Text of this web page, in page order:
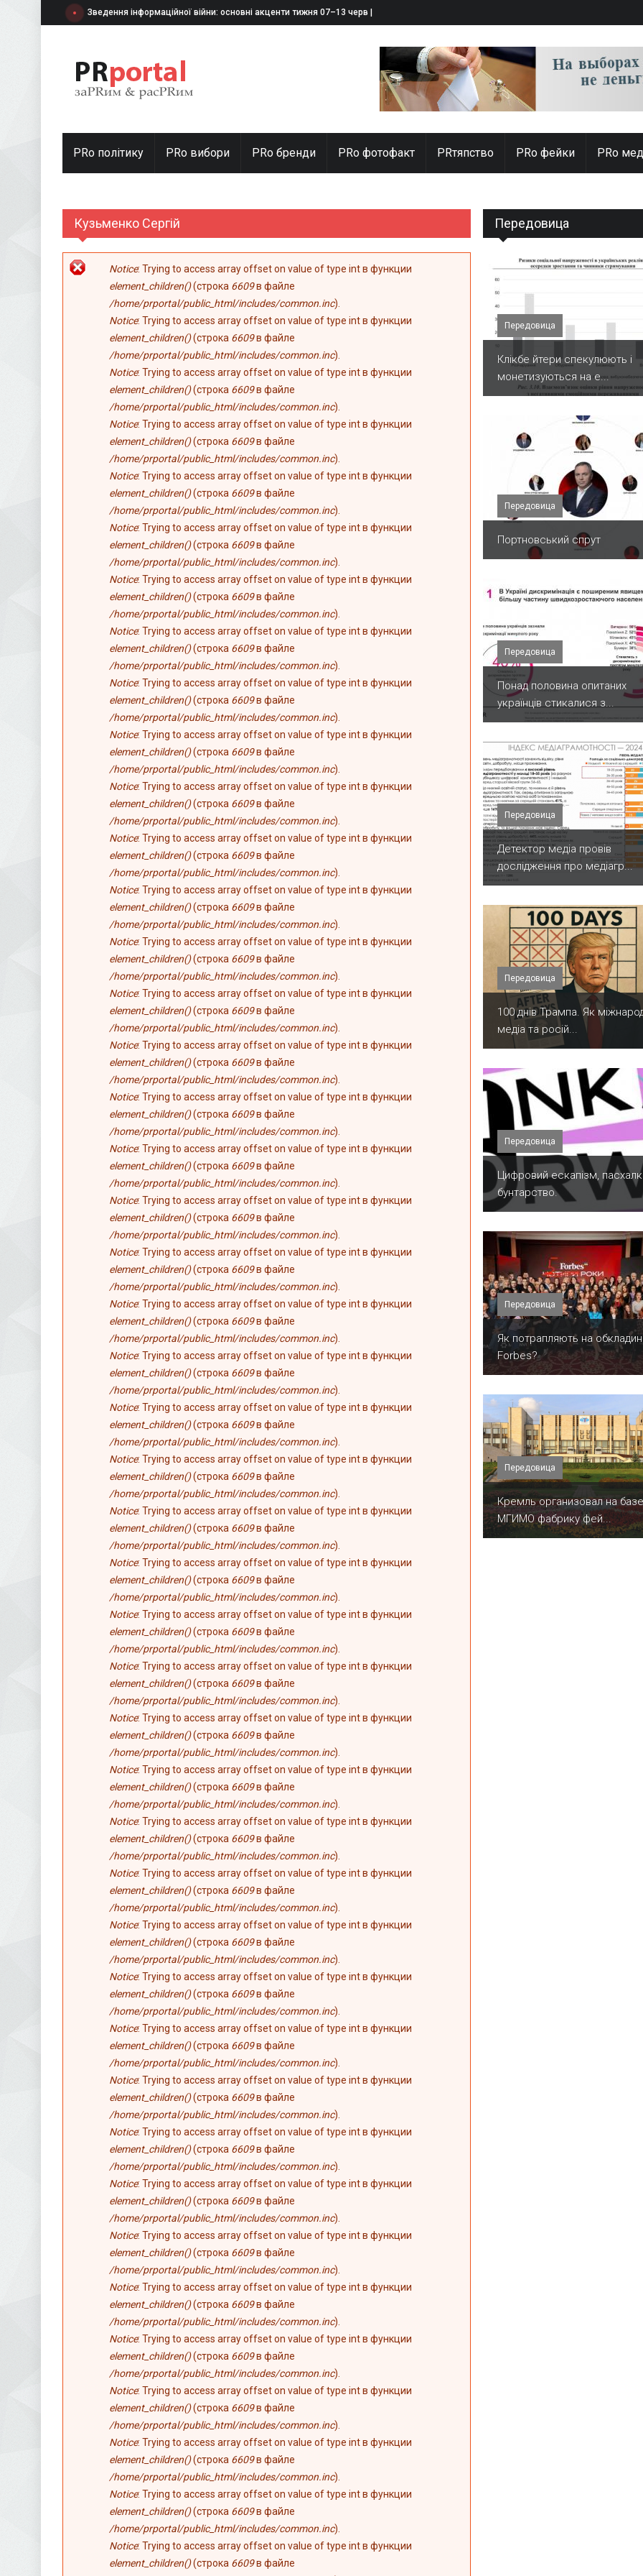
Перейти к основному содержаниюЗведення інформаційної війни: основні акценти тижня 07–13 червня 2025
PRo політику PRo вибори PRо бренди PRо фотофакт PRтяпство PRo фейки PRo
Кузьменко Сергій
Сообщение об ошибке
Notice: Trying to access array offset on value of type int в функции
element_children()(строка 6609в файле
/home/prportal/public_html/includes/common.inc).
Notice: Trying to access array offset on value of type int в функции
element_children()(строка 6609в файле
/home/prportal/public_html/includes/common.inc).
Notice: Trying to access array offset on value of type int в функции
element_children()(строка 6609в файле
/home/prportal/public_html/includes/common.inc).
Notice: Trying to access array offset on value of type int в функции
element_children()(строка 6609в файле
/home/prportal/public_html/includes/common.inc).
Notice: Trying to access array offset on value of type int в функции
element_children()(строка 6609в файле
/home/prportal/public_html/includes/common.inc).
Notice: Trying to access array offset on value of type int в функции
element_children()(строка 6609в файле
/home/prportal/public_html/includes/common.inc).
Notice: Trying to access array offset on value of type int в функции
element_children()(строка 6609в файле
/home/prportal/public_html/includes/common.inc).
Notice: Trying to access array offset on value of type int в функции
element_children()(строка 6609в файле
/home/prportal/public_html/includes/common.inc).
Notice: Trying to access array offset on value of type int в функции
element_children()(строка 6609в файле
/home/prportal/public_html/includes/common.inc).
Notice: Trying to access array offset on value of type int в функции
element_children()(строка 6609в файле
/home/prportal/public_html/includes/common.inc).
Notice: Trying to access array offset on value of type int в функции
element_children()(строка 6609в файле
/home/prportal/public_html/includes/common.inc).
Notice: Trying to access array offset on value of type int в функции
element_children()(строка 6609в файле
/home/prportal/public_html/includes/common.inc).
Notice: Trying to access array offset on value of type int в функции
element_children()(строка 6609в файле
/home/prportal/public_html/includes/common.inc).
Notice: Trying to access array offset on value of type int в функции
element_children()(строка 6609в файле
/home/prportal/public_html/includes/common.inc).
Notice: Trying to access array offset on value of type int в функции
element_children()(строка 6609в файле
/home/prportal/public_html/includes/common.inc).
Notice: Trying to access array offset on value of type int в функции
element_children()(строка 6609в файле
/home/prportal/public_html/includes/common.inc).
Notice: Trying to access array offset on value of type int в функции
element_children()(строка 6609в файле
/home/prportal/public_html/includes/common.inc).
Notice: Trying to access array offset on value of type int в функции
element_children()(строка 6609в файле
/home/prportal/public_html/includes/common.inc).
Notice: Trying to access array offset on value of type int в функции
element_children()(строка 6609в файле
/home/prportal/public_html/includes/common.inc).
Notice: Trying to access array offset on value of type int в функции
element_children()(строка 6609в файле
/home/prportal/public_html/includes/common.inc).
Notice: Trying to access array offset on value of type int в функции
element_children()(строка 6609в файле
/home/prportal/public_html/includes/common.inc).
Notice: Trying to access array offset on value of type int в функции
element_children()(строка 6609в файле
/home/prportal/public_html/includes/common.inc).
Notice: Trying to access array offset on value of type int в функции
element_children()(строка 6609в файле
/home/prportal/public_html/includes/common.inc).
Notice: Trying to access array offset on value of type int в функции
element_children()(строка 6609в файле
/home/prportal/public_html/includes/common.inc).
Notice: Trying to access array offset on value of type int в функции
element_children()(строка 6609в файле
/home/prportal/public_html/includes/common.inc).
Notice: Trying to access array offset on value of type int в функции
element_children()(строка 6609в файле
/home/prportal/public_html/includes/common.inc).
Notice: Trying to access array offset on value of type int в функции
element_children()(строка 6609в файле
/home/prportal/public_html/includes/common.inc).
Notice: Trying to access array offset on value of type int в функции
element_children()(строка 6609в файле
/home/prportal/public_html/includes/common.inc).
Notice: Trying to access array offset on value of type int в функции
element_children()(строка 6609в файле
/home/prportal/public_html/includes/common.inc).
Notice: Trying to access array offset on value of type int в функции
element_children()(строка 6609в файле
/home/prportal/public_html/includes/common.inc).
Notice: Trying to access array offset on value of type int в функции
element_children()(строка 6609в файле
/home/prportal/public_html/includes/common.inc).
Notice: Trying to access array offset on value of type int в функции
element_children()(строка 6609в файле
/home/prportal/public_html/includes/common.inc).
Notice: Trying to access array offset on value of type int в функции
element_children()(строка 6609в файле
/home/prportal/public_html/includes/common.inc).
Notice: Trying to access array offset on value of type int в функции
element_children()(строка 6609в файле
/home/prportal/public_html/includes/common.inc).
Notice: Trying to access array offset on value of type int в функции
element_children()(строка 6609в файле
/home/prportal/public_html/includes/common.inc).
Notice: Trying to access array offset on value of type int в функции
element_children()(строка 6609в файле
/home/prportal/public_html/includes/common.inc).
Notice: Trying to access array offset on value of type int в функции
element_children()(строка 6609в файле
/home/prportal/public_html/includes/common.inc).
Notice: Trying to access array offset on value of type int в функции
element_children()(строка 6609в файле
/home/prportal/public_html/includes/common.inc).
Notice: Trying to access array offset on value of type int в функции
element_children()(строка 6609в файле
/home/prportal/public_html/includes/common.inc).
Notice: Trying to access array offset on value of type int в функции
element_children()(строка 6609в файле
/home/prportal/public_html/includes/common.inc).
Notice: Trying to access array offset on value of type int в функции
element_children()(строка 6609в файле
/home/prportal/public_html/includes/common.inc).
Notice: Trying to access array offset on value of type int в функции
element_children()(строка 6609в файле
/home/prportal/public_html/includes/common.inc).
Notice: Trying to access array offset on value of type int в функции
element_children()(строка 6609в файле
/home/prportal/public_html/includes/common.inc).
Notice: Trying to access array offset on value of type int в функции
element_children()(строка 6609в файле
/home/prportal/public_html/includes/common.inc).
Notice: Trying to access array offset on value of type int в функции
element_children()(строка 6609в файле
Передовица
Передовица
Клікбе йтери спекулюють і
монетизуються на е...
Передовица
Портновський спрут
Передовица
Понад половина опитаних
українців стикалися з...
Передовица
Детектор медіа провів
дослідження про медіагр...
Передовица
100 днів Трампа. Як
медіа та росій...
Передовица
​Цифровий ескапізм,
бунтарство.
Передовица
​Як потрапляють на
Forbes?
Передовица
Кремль организовал на базе
МГИМО фабрику фей...